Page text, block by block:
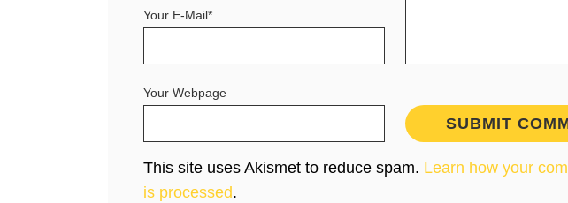
Your E-Mail*
Your Webpage
This site uses Akismet to reduce spam. Learn how your
is processed.